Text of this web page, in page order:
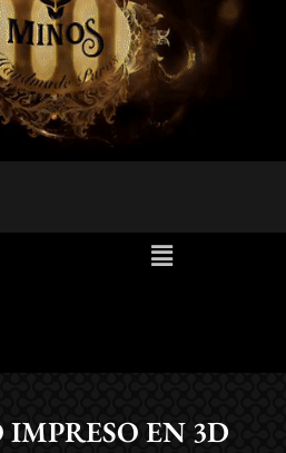
10% DESCUENTO
EN 3D